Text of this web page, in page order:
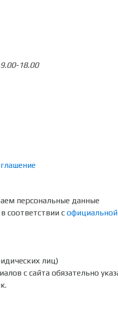
18.00
персональные данные
соответствии с официальной
с сайта обязательно